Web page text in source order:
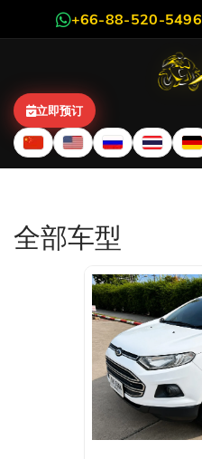
+66-88-520-5496
立即预订
全部车型